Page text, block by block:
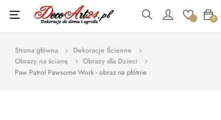
0
Toggle
navigation
☰
Strona główna
Dekoracje Ścienne
Obrazy na ścianę
Obrazy dla Dzieci
Paw Patrol Pawsome Work - obraz na płótnie